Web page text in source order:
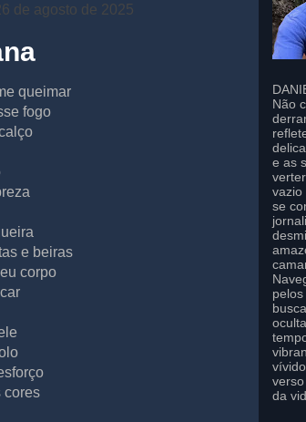
de agosto de 2025
queimar
fogo
e beiras
corpo
cores
Não
e as
vazio
se
da